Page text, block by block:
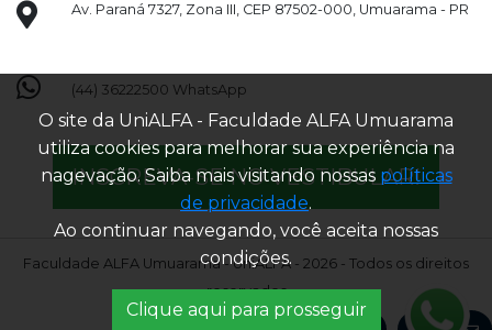
Av. Paraná 7327, Zona III, CEP 87502-000, Umuarama - PR
(44) 36222500 WhatsApp
INSCREVA-SE NO VESTIBULAR!
Faculdade ALFA Umuarama - UniALFA - 2026 - Todos os direitos
reservados
O site da UniALFA - Faculdade ALFA Umuarama
utiliza cookies para melhorar sua experiência na
nagevação. Saiba mais visitando nossas políticas
de privacidade.
Ao continuar navegando, você aceita nossas
condições.
Clique aqui para prosseguir